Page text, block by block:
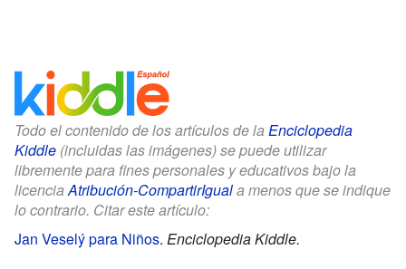
Todo el contenido de los artículos de la Enciclopedia
Kiddle (incluidas las imágenes) se puede utilizar
libremente para fines personales y educativos bajo la
licenciaAtribución-CompartirIguala menos que se indique
lo contrario. Citar este artículo:
Jan Veselý para Niños. Enciclopedia Kiddle.